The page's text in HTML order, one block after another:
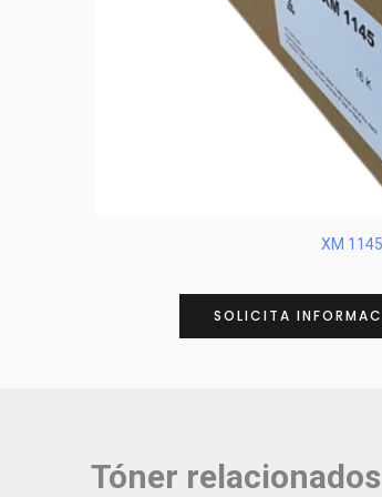
XM
SOLICITA
Tóner relacionados